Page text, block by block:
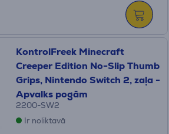
KontrolFreek Minecraft
Creeper Edition No-Slip Thumb
Grips, Nintendo Switch 2, zaļa -
Apvalks pogām
2200-SW2
Ir noliktavā